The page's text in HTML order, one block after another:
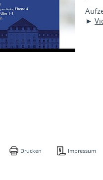
►
Drucken Impressum